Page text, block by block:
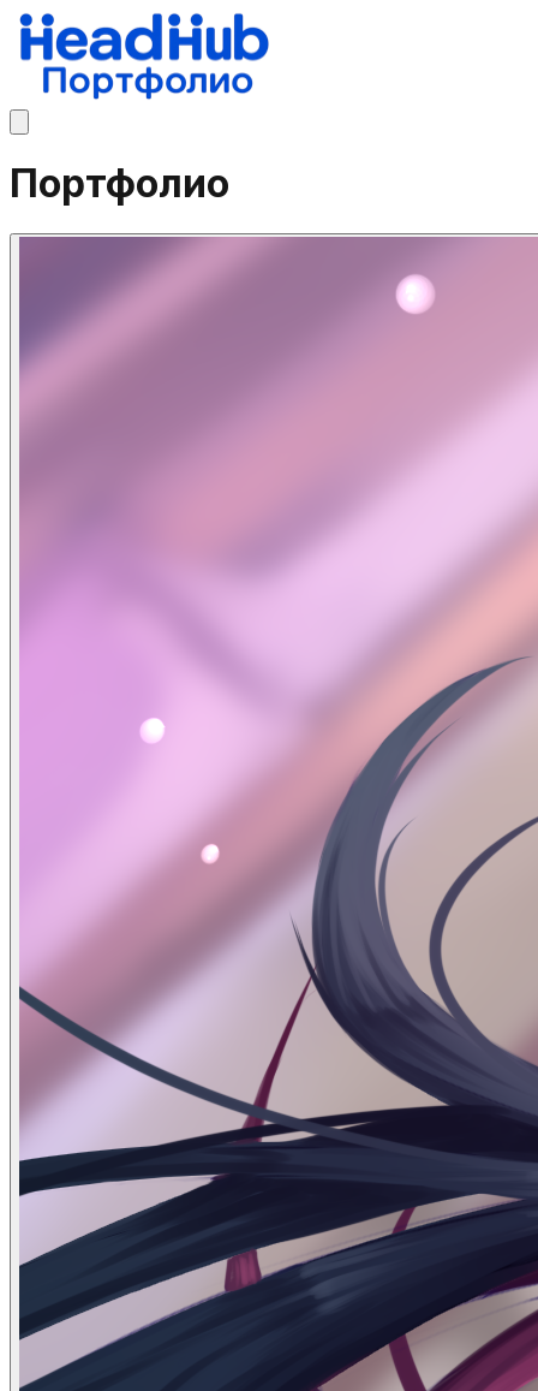
Портфолио